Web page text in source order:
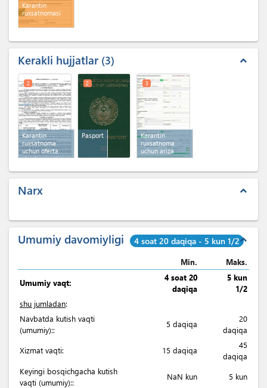
Karantin
ruxsatnomasi
Kerakli hujjatlar 3 expand_less
Karantin
ruxsatnoma
uchun oferta
shartnomasi
2
Pasport
2
Karantin
ruxsatnoma
uchun ariza
3
Narx expand_less
Umumiy davomiyligi 4 soat 20 daqiqa - 5 kun 1/2expand_less
Min. Maks.
Umumiy vaqt:
4 soat 20
daqiqa
5 kun
1/2
shu jumladan:
Navbatda kutish vaqti
(umumiy)::
5 daqiqa
20
daqiqa
Xizmat vaqti:
15 daqiqa
45
daqiqa
Keyingi bosqichgacha kutish
vaqti (umumiy)::
NaN kun 5 kun